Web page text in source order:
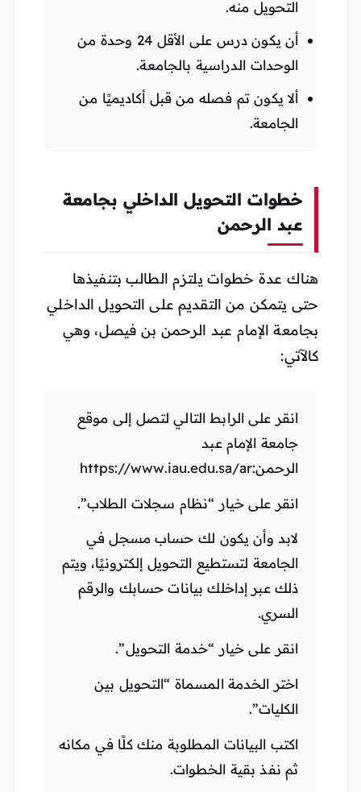
التحويل منه.
أن يكون درس على الأقل 24 وحدة من
الوحدات الدراسية بالجامعة.
ألا يكون تم فصله من قبل أكاديميًا من
الجامعة.
خطوات التحويل الداخلي بجامعة
عبد الرحمن
هناك عدة خطوات يلتزم الطالب بتنفيذها
حتى يتمكن من التقديم على التحويل الداخلي
بجامعة الإمام عبد الرحمن بن فيصل، وهي
كالآتي:
انقر على الرابط التالي لتصل إلى موقع
جامعة الإمام عبد
الرحمن:https://www.iau.edu.sa/ar
انقر على خيار “نظام سجلات الطلاب”.
لابد وأن يكون لك حساب مسجل في
الجامعة لتستطيع التحويل إلكترونيًا، ويتم
ذلك عبر إداخلك بيانات حسابك والرقم
السري.
انقر على خيار “خدمة التحويل”.
اختر الخدمة المسماة “التحويل بين
الكليات”.
اكتب البيانات المطلوبة منك كلًا في مكانه
ثم نفذ بقية الخطوات.